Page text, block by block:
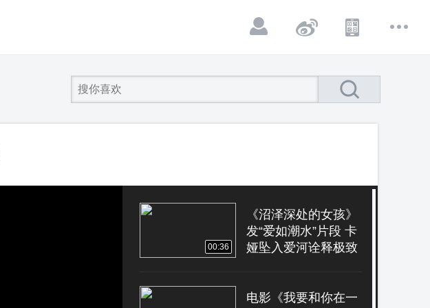
00:36
《沼泽深处的女孩》
发“爱如潮水”片段 卡
娅坠入爱河诠释极致
电影《我要和你在一